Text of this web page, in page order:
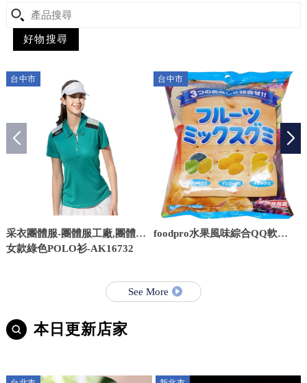
台中市
采衣團體服-團體服工廠,團體服,
台中團體服工廠,台中團體服
女款綠色POLO衫-AK16732
台中市
foodpro水果風味綜合QQ軟
See More
本日更新店家